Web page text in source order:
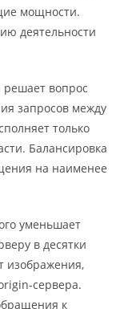
мощности.
деятельности
решает вопрос
запросов между
только
Балансировка
на наименее
уменьшает
в десятки
изображения,
сервера.
к